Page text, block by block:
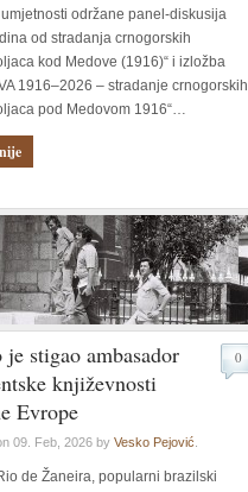
održane panel-diskusija
od stradanja crnogorskih
kod Medove (1916)“ i izložba
1916–2026 – stradanje crnogorskih
pod Medovom 1916“…
stigao ambasador
književnosti
Evrope
09. Feb, 2026 by Vesko Pejović
0
de Žaneira, popularni brazilski